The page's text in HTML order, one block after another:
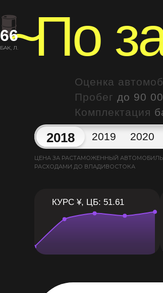
БАК, Л.
66~По
Оценка
Пробег до 90
Комплектация
2018 2019 2020
ЦЕНА ЗА РАСТАМОЖЕННЫЙ
РАСХОДАМИ ДО ВЛАДИВОСТОКА
КУРС ¥, ЦБ: 51.61